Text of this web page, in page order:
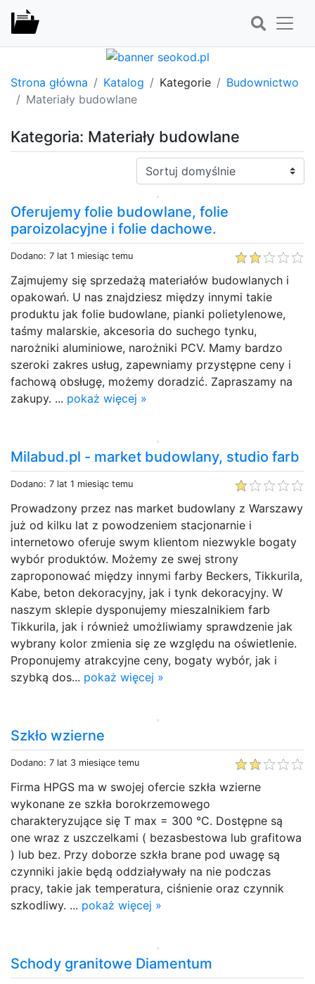
Strona główna Katalog Kategorie
Budownictwo
Materiały budowlane
Kategoria: Materiały budowlane
Sortuj:
Oferujemy folie budowlane, folie
paroizolacyjne i folie dachowe.
Dodano: 7 lat 1 miesiąc temu
Zajmujemy się sprzedażą materiałów budowlanych i
opakowań. U nas znajdziesz między innymi takie
produktu jak folie budowlane, pianki polietylenowe,
taśmy malarskie, akcesoria do suchego tynku,
narożniki aluminiowe, narożniki PCV. Mamy bardzo
szeroki zakres usług, zapewniamy przystępne ceny i
fachową obsługę, możemy doradzić. Zapraszamy na
zakupy. ... pokaż więcej »
Milabud.pl - market budowlany, studio farb
Dodano: 7 lat 1 miesiąc temu
Prowadzony przez nas market budowlany z Warszawy
już od kilku lat z powodzeniem stacjonarnie i
internetowo oferuje swym klientom niezwykle bogaty
wybór produktów. Możemy ze swej strony
zaproponować między innymi farby Beckers, Tikkurila,
Kabe, beton dekoracyjny, jak i tynk dekoracyjny. W
naszym sklepie dysponujemy mieszalnikiem farb
Tikkurila, jak i również umożliwiamy sprawdzenie jak
wybrany kolor zmienia się ze względu na oświetlenie.
Proponujemy atrakcyjne ceny, bogaty wybór, jak i
szybką dos... pokaż więcej »
Szkło wzierne
Dodano: 7 lat 3 miesiące temu
Firma HPGS ma w swojej ofercie szkła wzierne
wykonane ze szkła borokrzemowego
charakteryzujące się T max = 300 °C. Dostępne są
one wraz z uszczelkami ( bezasbestowa lub grafitowa
) lub bez. Przy doborze szkła brane pod uwagę są
czynniki jakie będą oddziaływały na nie podczas
pracy, takie jak temperatura, ciśnienie oraz czynnik
szkodliwy. ... pokaż więcej »
Schody granitowe Diamentum